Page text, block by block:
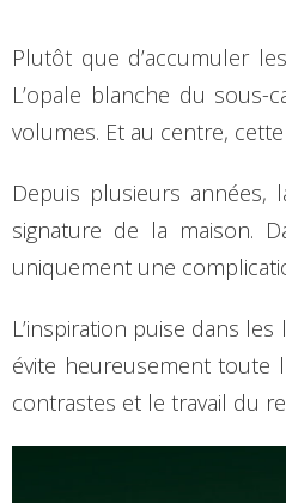
Plutôt que d’accumuler
L’opale blanche du
volumes. Et au centre,
Depuis plusieurs années,
signature de la maison.
uniquement une
L’inspiration puise dans
évite heureusement toute
contrastes et le travail du